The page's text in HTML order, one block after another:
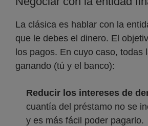
La clásica es hablar con la
que le debes el dinero. El
los pagos. En cuyo caso, todas
ganando (tú y el banco):
Reducir los intereses de
cuantía del préstamo no se
y es más fácil poder pagarlo.